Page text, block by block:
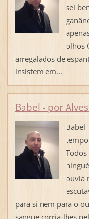
sei
olhos
arregalados de
insistem em...
Babel - por
Babel
Todos
ouvia
para si nem para o
sangue corria-lhes